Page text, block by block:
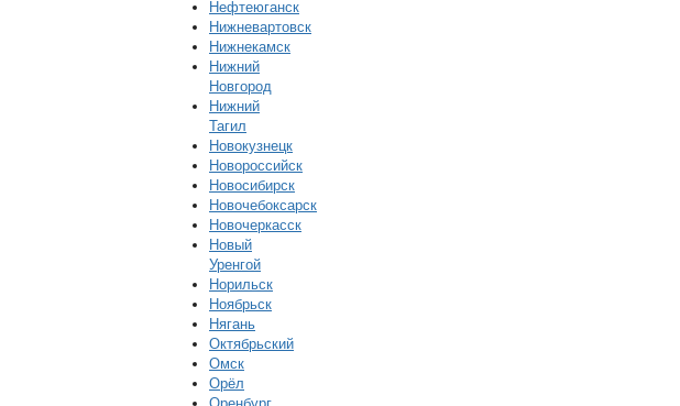
Нефтеюганск
Нижневартовск
Нижнекамск
Нижний
Новгород
Нижний
Тагил
Новокузнецк
Новороссийск
Новосибирск
Новочебоксарск
Новочеркасск
Новый
Уренгой
Норильск
Ноябрьск
Нягань
Октябрьский
Омск
Орёл